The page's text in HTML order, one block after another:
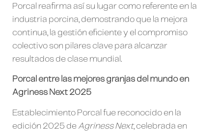
Porcal reafirma así su lugar como referente en la
industria porcina, demostrando que la mejora
continua, la gestión eficiente y el compromiso
colectivo son pilares clave para alcanzar
resultados de clase mundial.
Porcal entre las mejores granjas del mundo en
Agriness Next 2025
Establecimiento Porcal fue reconocido en la
edición 2025 de Agriness Next, celebrada en